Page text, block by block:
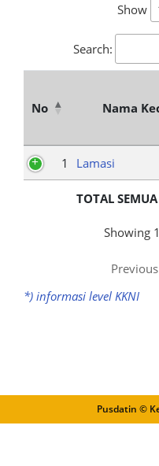
Show
Search:
No Nama
1 Lamasi
TOTAL SEMUA
Showing
Previous
*) informasi level KKNI
Pusdatin ©